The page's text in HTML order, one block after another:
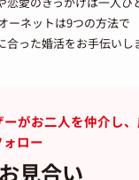
ーネットは9つの方法で
合った婚活をお手伝いし
がお二人を仲介し
ロー
見合い